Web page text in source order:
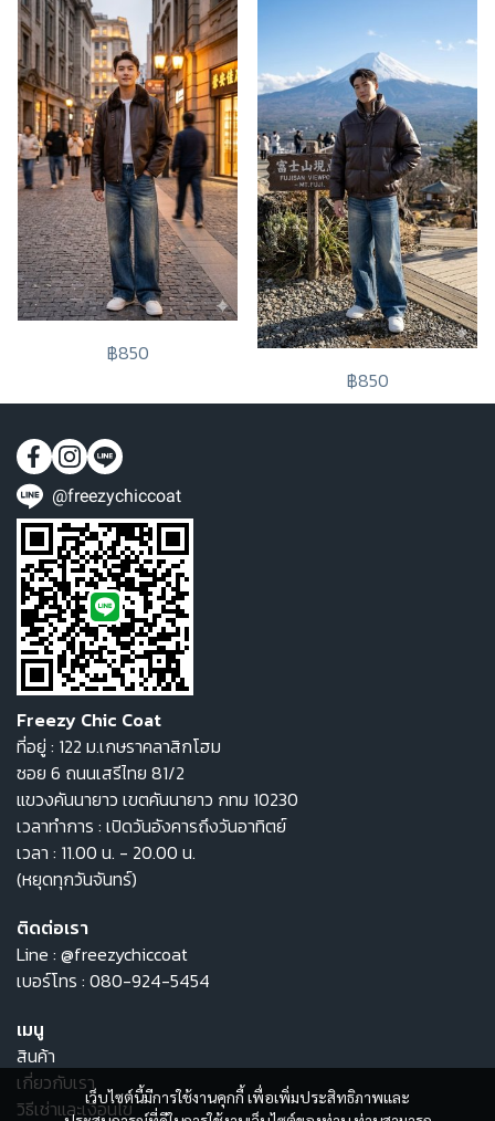
฿850
฿850
เว็บไซต์นี้มีการใช้งานคุกกี้ เพื่อเพิ่มประสิทธิภาพและ
@freezychiccoat
Freezy Chic Coat
ที่อยู่ : 122 ม.เกษราคลาสิกโฮม
ซอย 6 ถนนเสรีไทย 81/2
แขวงคันนายาว เขตคันนายาว กทม 10230
เวลาทำการ : เปิดวันอังคารถึงวันอาทิตย์
เวลา : 11.00 น. - 20.00 น.
(หยุดทุกวันจันทร์)
ติดต่อเรา
Line : @freezychiccoat
เบอร์โทร : 080-924-5454
เมนู
สินค้า
เกี่ยวกับเรา
วิธีเช่าและเงื่อนไข